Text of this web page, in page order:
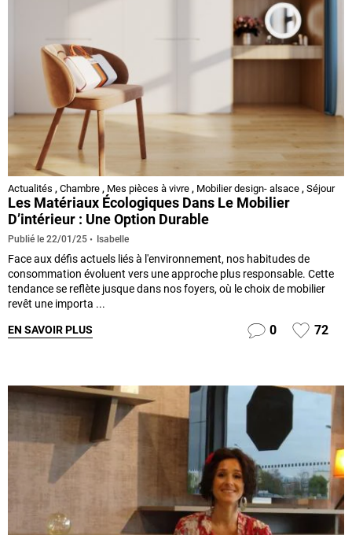
Actualités , Chambre , Mes pièces à vivre , Mobilier design- alsace , Séjour
Les Matériaux Écologiques Dans Le Mobilier
D’intérieur : Une Option Durable
Publié le 22/01/25 Isabelle
Face aux défis actuels liés à l'environnement, nos habitudes de
consommation évoluent vers une approche plus responsable. Cette
tendance se reflète jusque dans nos foyers, où le choix de mobilier
revêt une importa ...
EN SAVOIR PLUS 0 72